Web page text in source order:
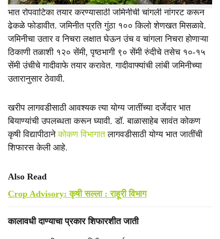
भात रोपवाटिका तयार करण्यासाठी जमिनीची चांगली नांगरट करून
ढेकळे फोडावीत. जमिनीत प्रति गुंठा १०० किलो शेणखत मिसळावे.
जमिनीचा उतार व निचरा लक्षात घेऊन उंच व चांगला निचरा होणाऱ्या
ठिकाणी तळाशी १२० सेंमी, पृष्ठभागी ९० सेंमी रुंदीचे तसेच १०-१५
सेंमी उंचीचे गादीवाफे तयार करावेत. गादीवाफ्यांची लांबी जमिनीच्या
उतारानुसार ठेवावी.
खरीप लागवडीसाठी आवश्यक त्या योग्य जातींच्या दर्जेदार भात
बियाण्यांची उपलब्धता करून घ्यावी. डॉ. बाळासाहेब सावंत कोकण
कृषी विद्यापीठानेकोकण विभागातलागवडीसाठी योग्य भात जातींची
शिफारस केली आहे.
Also Read
Crop Advisory: कृषी सल्ला : राहूरी विभाग
कालावधी दाण्याचा प्रकार शिफारशीत जाती